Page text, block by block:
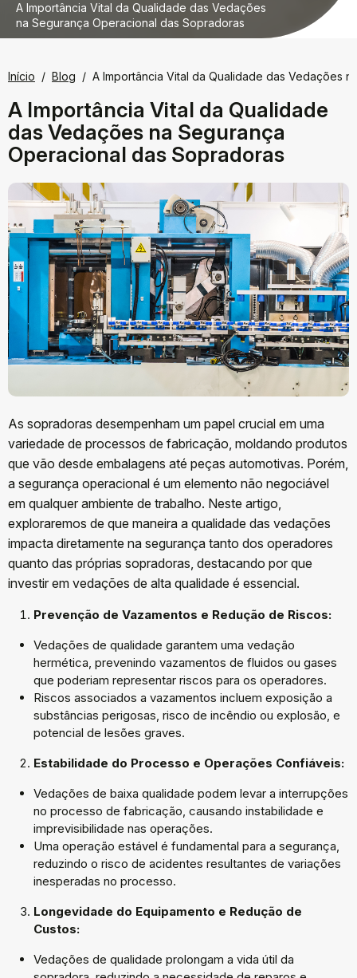
A Importância Vital da Qualidade das Vedações
na Segurança Operacional das Sopradoras
Início Blog A Importância Vital da Qualidade das Vedações
A Importância Vital da Qualidade
das Vedações na Segurança
Operacional das Sopradoras
As sopradoras desempenham um papel crucial em uma
variedade de processos de fabricação, moldando produtos
que vão desde embalagens até peças automotivas. Porém,
a segurança operacional é um elemento não negociável
em qualquer ambiente de trabalho. Neste artigo,
exploraremos de que maneira a qualidade das vedações
impacta diretamente na segurança tanto dos operadores
quanto das próprias sopradoras, destacando por que
investir em vedações de alta qualidade é essencial.
Prevenção de Vazamentos e Redução de Riscos:
Vedações de qualidade garantem uma vedação
hermética, prevenindo vazamentos de fluidos ou gases
que poderiam representar riscos para os operadores.
Riscos associados a vazamentos incluem exposição a
substâncias perigosas, risco de incêndio ou explosão, e
potencial de lesões graves.
Estabilidade do Processo e Operações Confiáveis:
Vedações de baixa qualidade podem levar a interrupções
no processo de fabricação, causando instabilidade e
imprevisibilidade nas operações.
Uma operação estável é fundamental para a segurança,
reduzindo o risco de acidentes resultantes de variações
inesperadas no processo.
Longevidade do Equipamento e Redução de
Custos:
Vedações de qualidade prolongam a vida útil da